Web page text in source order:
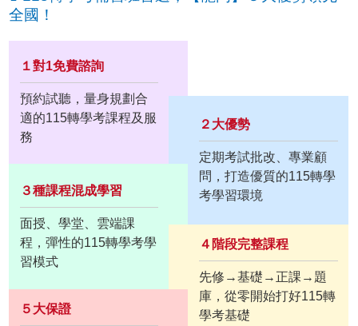
全國！
１對1免費諮詢
預約試聽，量身規劃合
適的115轉學考課程及服
務
２大優勢
定期考試批改、專業顧
問，打造優質的115轉學
考學習環境
３種課程混成學習
面授、學堂、雲端課
程，彈性的115轉學考學
習模式
４階段完整課程
先修→基礎→正課→題
庫，從零開始打好115轉
學考基礎
５大保證